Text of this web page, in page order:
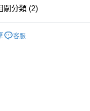
式
，滿HK$300.00或以
關分類 (2)
客服